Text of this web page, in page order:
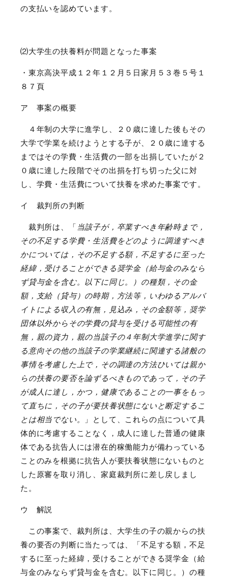
の支払いを認めています。
⑵大学生の扶養料が問題となった事案
・東京高決平成１２年１２月５日家月５３巻５号１
８７頁
ア 事案の概要
４年制の大学に進学し、２０歳に達した後もその
大学で学業を続けようとする子が、２０歳に達する
まではその学費・生活費の一部を出捐していたが２
０歳に達した段階でその出捐を打ち切った父に対
し、学費・生活費について扶養を求めた事案です。
イ 裁判所の判断
裁判所は、「 当該子が，卒業すべき年齢時まで，
その不足する学費・生活費をどのように調達すべき
かについては，その不足する額，不足するに至った
経緯，受けることができる奨学金（給与金のみなら
ず貸与金を含む。以下に同じ。）の種類，その金
額，支給（貸与）の時期，方法等，いわゆるアルバ
イトによる収入の有無，見込み，その金額等，奨学
団体以外からその学費の貸与を受ける可能性の有
無，親の資力，親の当該子の４年制大学進学に関す
る意向その他の当該子の学業継続に関連する諸般の
事情を考慮した上で，その調達の方法ひいては親か
らの扶養の要否を論ずるべきものであって，その子
が成人に達し，かつ，健康であることの一事をもっ
て直ちに，その子が要扶養状態にないと断定するこ
とは相当でない。
」として、これらの点について具
体的に考慮することなく，成人に達した普通の健康
体である抗告人には潜在的稼働能力が備わっている
ことのみを根拠に抗告人が要扶養状態にないものと
した原審を取り消し、家庭裁判所に差し戻しまし
た。
ウ 解説
この事案で、裁判所は、大学生の子の親からの扶
養の要否の判断に当たっては、「不足する額，不足
するに至った経緯，受けることができる奨学金（給
与金のみならず貸与金を含む。以下に同じ。）の種